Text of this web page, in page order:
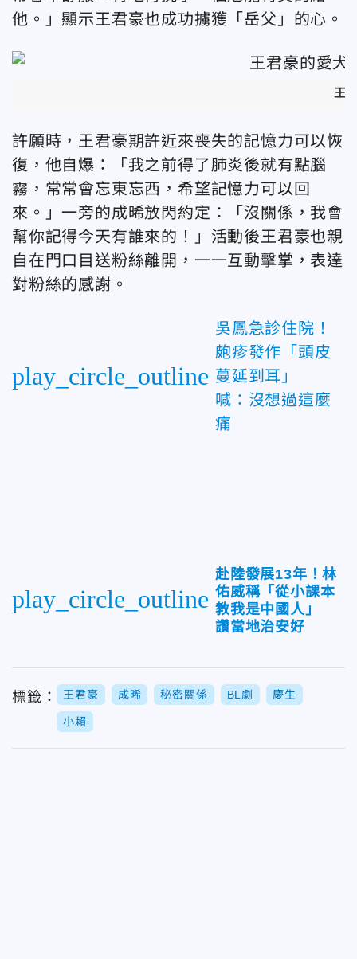
他。」顯示王君豪也成功擄獲「岳父」的心。
王
許願時，王君豪期許近來喪失的記憶力可以恢
復，他自爆：「我之前得了肺炎後就有點腦
霧，常常會忘東忘西，希望記憶力可以回
來。」一旁的成晞放閃約定：「沒關係，我會
幫你記得今天有誰來的！」活動後王君豪也親
自在門口目送粉絲離開，一一互動擊掌，表達
對粉絲的感謝。
play_circle_outline
吳鳳急診住院！
皰疹發作「頭皮
蔓延到耳」
喊：沒想過這麼
痛
play_circle_outline
赴陸發展13年！林
佑威稱「從小課本
教我是中國人」
讚當地治安好
標籤： 王君豪 成晞 秘密關係 BL劇 慶生
小賴